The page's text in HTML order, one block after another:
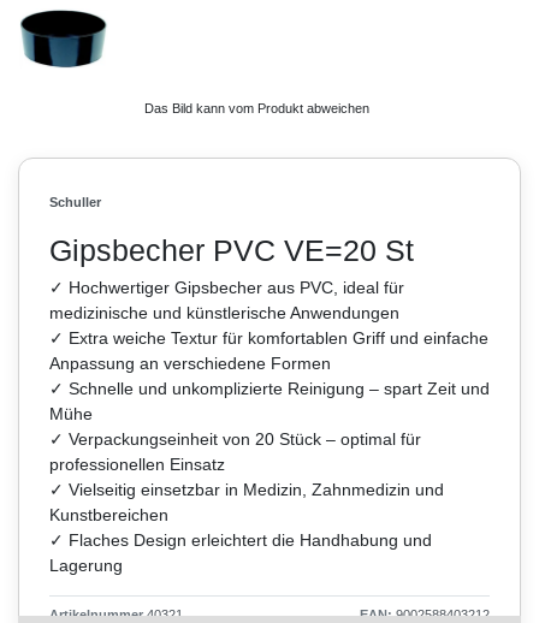
Das Bild kann vom Produkt abweichen
Schuller
Gipsbecher PVC VE=20 St
✓ Hochwertiger Gipsbecher aus PVC, ideal für
medizinische und künstlerische Anwendungen
✓ Extra weiche Textur für komfortablen Griff und einfache
Anpassung an verschiedene Formen
✓ Schnelle und unkomplizierte Reinigung – spart Zeit und
Mühe
✓ Verpackungseinheit von 20 Stück – optimal für
professionellen Einsatz
✓ Vielseitig einsetzbar in Medizin, Zahnmedizin und
Kunstbereichen
✓ Flaches Design erleichtert die Handhabung und
Lagerung
Artikelnummer40321 EAN:9002588403212